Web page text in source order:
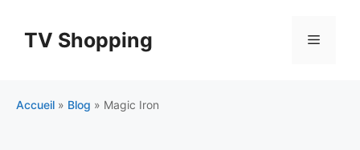
contenuTV Shopping Menu
Accueil » Blog » Magic Iron